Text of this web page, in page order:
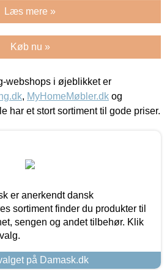
Læs mere »
Køb nu »
webshops i øjeblikket er
, MyHomeMøbler.dk og
har et stort sortiment til gode priser.
er anerkendt dansk
sortiment finder du produkter til
sengen og andet tilbehør. Klik
på Damask.dk